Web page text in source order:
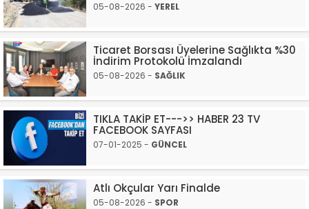
05-08-2026 - YEREL
Ticaret Borsası Üyelerine Sağlıkta %30
İndirim Protokolü İmzalandı
05-08-2026 - SAĞLIK
TIKLA TAKİP ET--->> HABER 23 TV
FACEBOOK SAYFASI
07-01-2025 - GÜNCEL
Atlı Okçular Yarı Finalde
05-08-2026 - SPOR